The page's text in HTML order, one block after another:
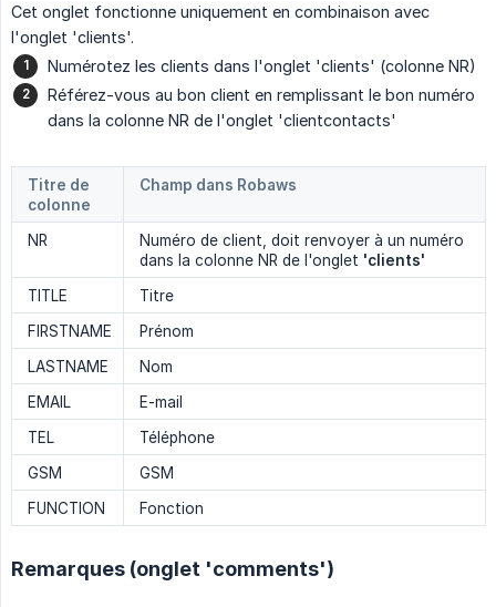
Cet onglet fonctionne uniquement en combinaison avec
l'onglet 'clients'.
Numérotez les clients dans l'onglet 'clients' (colonne NR)
Référez-vous au bon client en remplissant le bon numéro
dans la colonne NR de l'onglet 'clientcontacts'
Titre de
colonne
Champ dans Robaws
NR
Numéro de client, doit renvoyer à un numéro
dans la colonne NR de l'onglet 'clients'
TITLE
Titre
FIRSTNAME
Prénom
LASTNAME
Nom
EMAIL
E-mail
TEL
Téléphone
GSM
GSM
FUNCTION
Fonction
Remarques (onglet 'comments')